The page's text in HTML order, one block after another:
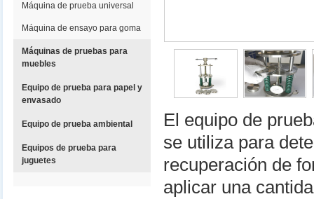
Máquina de prueba universal
Máquina de ensayo para goma
Máquinas de pruebas para
muebles
Equipo de prueba para papel y
envasado
Equipo de prueba ambiental
Equipos de prueba para
juguetes
El equipo de
se utiliza para
recuperación de
aplicar una